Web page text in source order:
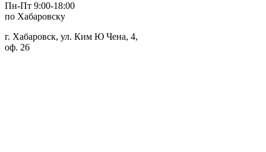
Пн-Пт 9:00-18:00
по Хабаровску
г. Хабаровск, ул. Ким Ю Чена, 4,
оф. 26